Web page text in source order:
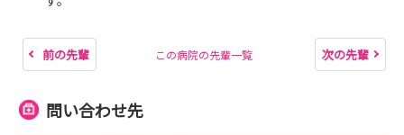
前の先輩 この病院の先輩一覧 次の先輩
問い合わせ先